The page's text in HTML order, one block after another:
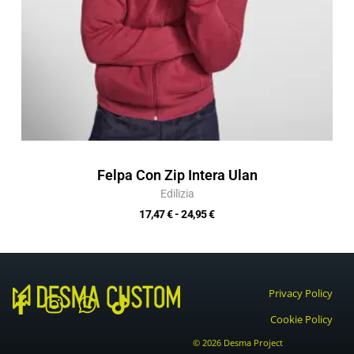
Felpa Con Zip Intera Ulan
Edilizia
17,47€- 24,95€
F
I
W
T
Privacy Policy
Cookie Policy
© 2026 Desma Project